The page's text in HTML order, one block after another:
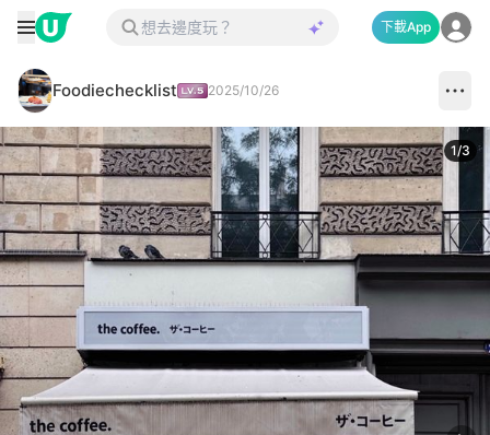
下載App
Foodiechecklist 2025/10/26
1/3